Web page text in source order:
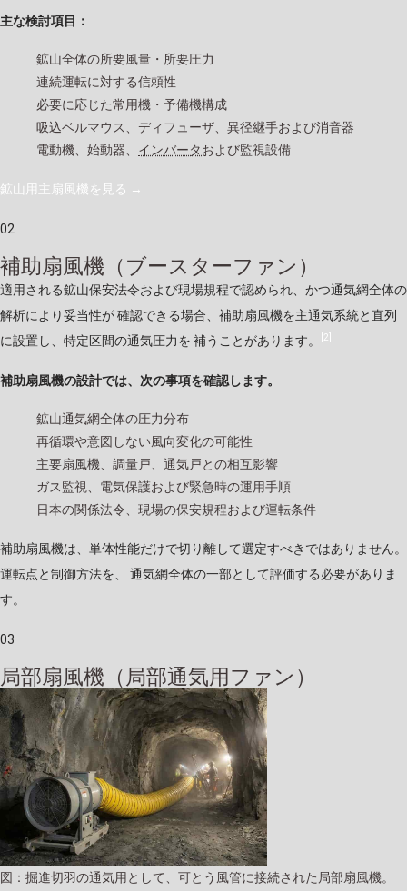
主な検討項目：
鉱山全体の所要風量・所要圧力
連続運転に対する信頼性
必要に応じた常用機・予備機構成
吸込ベルマウス、ディフューザ、異径継手および消音器
電動機、始動器、 インバータおよび監視設備
鉱山用主扇風機を見る →
02
補助扇風機（ブースターファン）
適用される鉱山保安法令および現場規程で認められ、かつ通気網全体の
解析により妥当性が 確認できる場合、補助扇風機を主通気系統と直列
に設置し、特定区間の通気圧力を 補うことがあります。
[2]
補助扇風機の設計では、次の事項を確認します。
鉱山通気網全体の圧力分布
再循環や意図しない風向変化の可能性
主要扇風機、調量戸、通気戸との相互影響
ガス監視、電気保護および緊急時の運用手順
日本の関係法令、現場の保安規程および運転条件
補助扇風機は、単体性能だけで切り離して選定すべきではありません。
運転点と制御方法を、 通気網全体の一部として評価する必要がありま
す。
03
局部扇風機（局部通気用ファン）
図：掘進切羽の通気用として、可とう風管に接続された局部扇風機。